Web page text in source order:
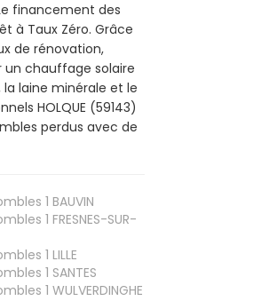
financement des
à Taux Zéro. Grâce
de rénovation,
un chauffage solaire
laine minérale et le
HOLQUE (59143)
perdus avec de
1 BAUVIN
1 FRESNES-SUR-
1 LILLE
1 SANTES
1 WULVERDINGHE